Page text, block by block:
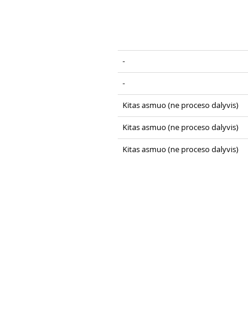
-
-
Kitas asmuo (ne proceso dalyvis)
Kitas asmuo (ne proceso dalyvis)
Kitas asmuo (ne proceso dalyvis)